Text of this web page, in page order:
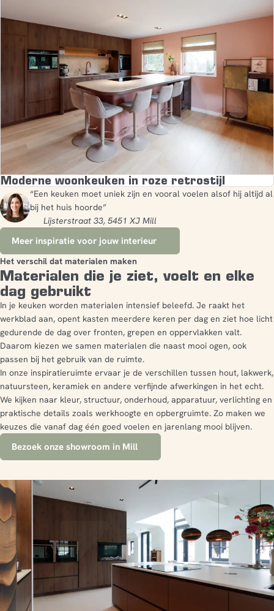
Moderne woonkeuken in roze retrostijl
“Een keuken moet uniek zijn en vooral voelen alsof hij altijd al
bij het huis hoorde”
Lijsterstraat 33, 5451 XJ Mill
Meer inspiratie voor jouw interieur
Het verschil dat materialen maken
Materialen die je ziet, voelt en elke
dag gebruikt
In je keuken worden materialen intensief beleefd. Je raakt het
werkblad aan, opent kasten meerdere keren per dag en ziet hoe licht
gedurende de dag over fronten, grepen en oppervlakken valt.
Daarom kiezen we samen materialen die naast mooi ogen, ook
passen bij het gebruik van de ruimte.
In onze inspiratieruimte ervaar je de verschillen tussen hout, lakwerk,
natuursteen, keramiek en andere verfijnde afwerkingen in het echt.
We kijken naar kleur, structuur, onderhoud, apparatuur, verlichting en
praktische details zoals werkhoogte en opbergruimte. Zo maken we
keuzes die vanaf dag één goed voelen en jarenlang mooi blijven.
Bezoek onze showroom in Mill